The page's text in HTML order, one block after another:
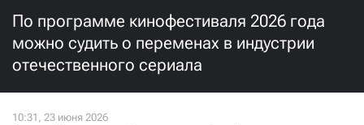
По программе кинофестиваля 2026 года
можно судить о переменах в индустрии
отечественного сериала
1000
500 300